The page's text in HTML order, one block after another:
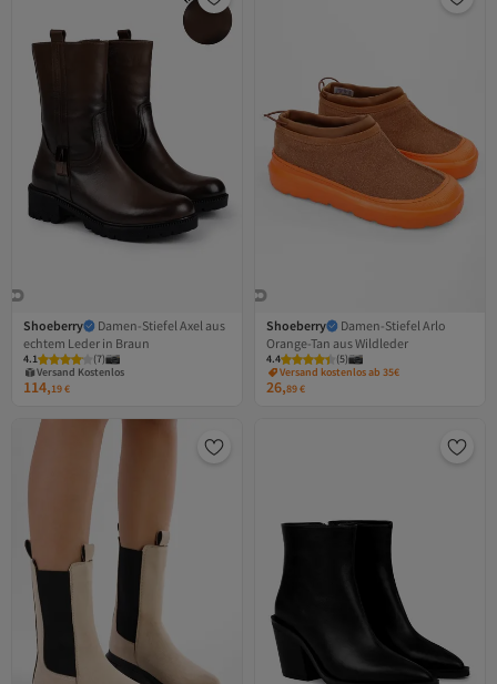
Shoeberry
Damen-Stiefel Axel aus
echtem Leder in Braun
4.1 (7)
Versand Kostenlos
Gratis Versand
Versand Kostenlos
114,19€
Shoeberry
Damen-Stiefel Arlo
Orange-Tan aus Wildleder
4.4 (5)
Versand kostenlos ab 35€
26,89€